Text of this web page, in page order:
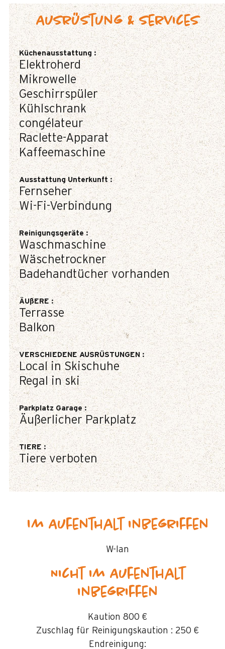
Ausrüstung & Services
Küchenausstattung :
Elektroherd
Mikrowelle
Geschirrspüler
Kühlschrank
congélateur
Raclette-Apparat
Kaffeemaschine
Ausstattung Unterkunft:
Fernseher
Wi-Fi-Verbindung
Reinigungsgeräte:
Waschmaschine
Wäschetrockner
Badehandtücher vorhanden
ÄUßERE :
Terrasse
Balkon
VERSCHIEDENE AUSRÜSTUNGEN:
Local in Skischuhe
Regal in ski
Parkplatz Garage:
Äußerlicher Parkplatz
TIERE:
Tiere verboten
Im Aufenthalt inbegriffen
W-lan
Nicht im Aufenthalt
inbegriffen
Kaution 800 €
Zuschlag für Reinigungskaution : 250 €
Endreinigung: